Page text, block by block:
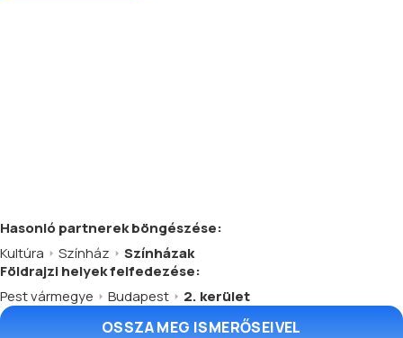
Hasonló partnerekböngészése:
Kultúra
Színház
Színházak
Földrajzi helyek felfedezése:
Pest vármegye
Budapest 2. kerület
OSSZA MEG ISMERŐSEIVEL